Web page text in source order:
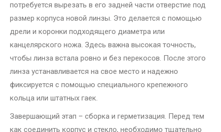
потребуется вырезать в его задней части отверстие под
размер корпуса новой линзы. Это делается с помощью
дрели и коронки подходящего диаметра или
канцелярского ножа. Здесь важна высокая точность,
чтобы линза встала ровно и без перекосов. После этого
линза устанавливается на свое место и надежно
фиксируется с помощью специального крепежного
кольца или штатных гаек.
Завершающий этап – сборка и герметизация. Перед тем
как соединить корпус и стекло, необходимо тщательно